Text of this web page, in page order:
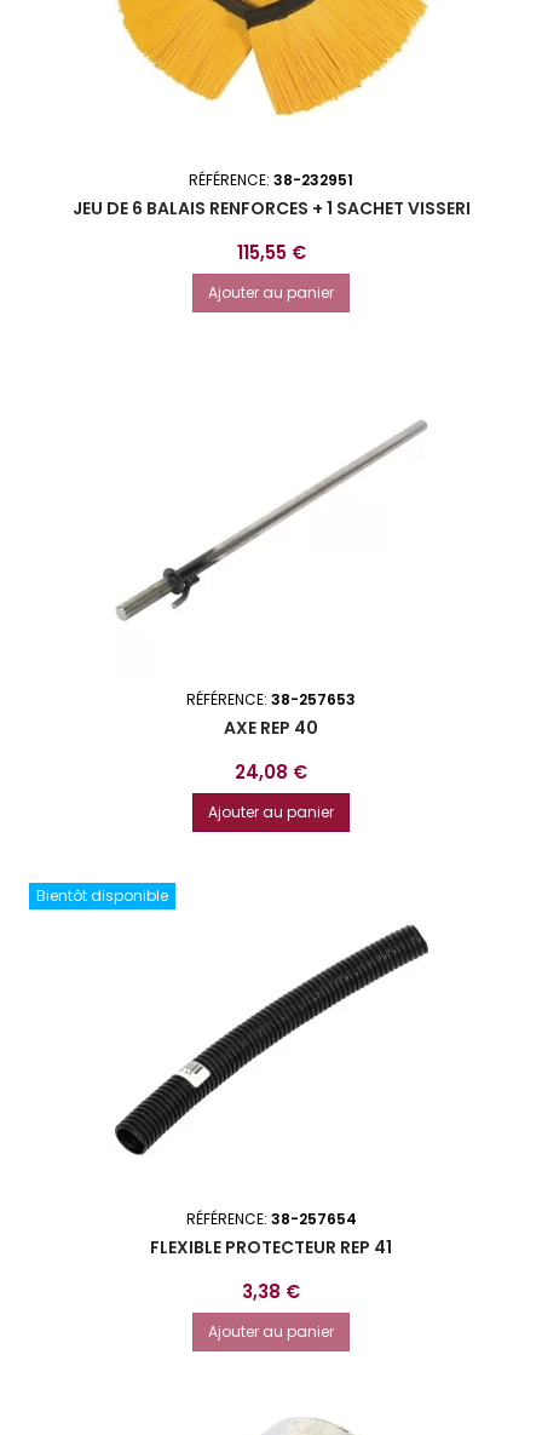
RÉFÉRENCE: 38-232951
JEU DE 6 BALAIS RENFORCES + 1 SACHET VISSERI
Prix
115,55 €
Ajouter au panier
RÉFÉRENCE: 38-257653
AXE REP 40
Prix
24,08 €
Ajouter au panier
Bientôt disponible
RÉFÉRENCE: 38-257654
FLEXIBLE PROTECTEUR REP 41
Prix
3,38 €
Ajouter au panier